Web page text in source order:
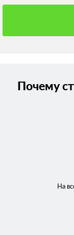
Почему
На